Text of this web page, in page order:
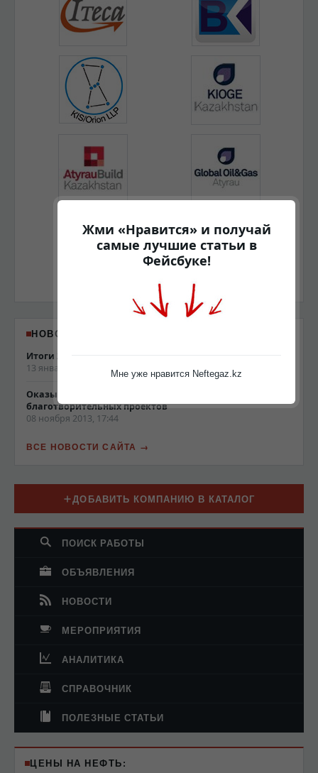
ДОБАВИТЬ КОМПАНИЮ В КАТАЛОГ
ПОИСК РАБОТЫ
ОБЪЯВЛЕНИЯ
НОВОСТИ
МЕРОПРИЯТИЯ
АНАЛИТИКА
СПРАВОЧНИК
ПОЛЕЗНЫЕ СТАТЬИ
ЦЕНЫ НА НЕФТЬ:
НОВОСТИ NEFTEGAZ.KZ
Итоги 2013 года
13 января 2014, 19:22
Оказываем поддержку для социальных и
благотворительных проектов
08 ноября 2013, 17:44
ВСЕ НОВОСТИ САЙТА
Жми «Нравится» и получай
самые лучшие статьи в
Фейсбуке!
Мне уже нравится Neftegaz.kz